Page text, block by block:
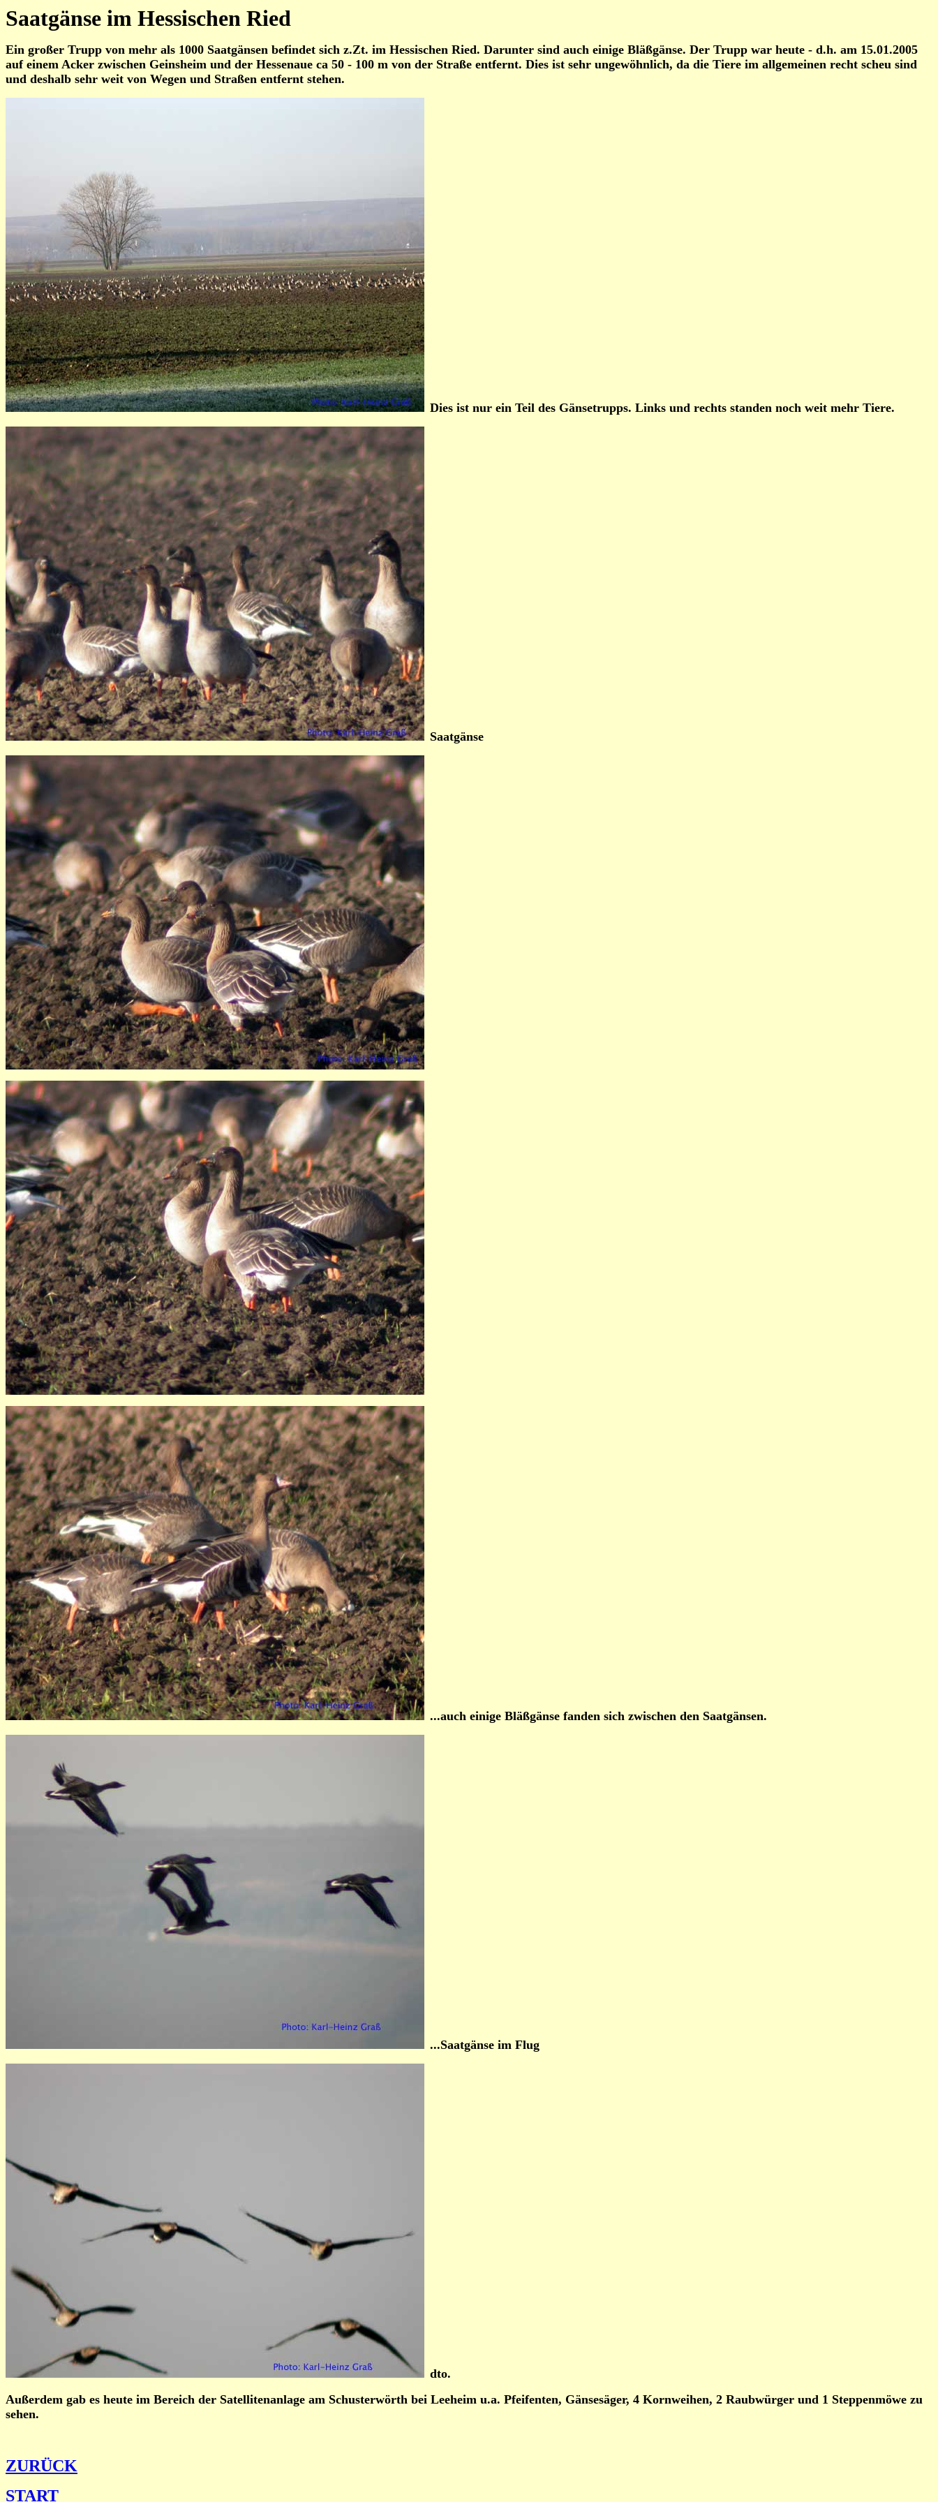
Saatgänse im Hessischen Ried
Ein großer Trupp von mehr als 1000 Saatgänsen befindet sich z.Zt. im Hessischen Ried. Darunter sind auch einige Bläßgänse. Der Trupp war heute - d.h. am 15.01.2005
auf einem Acker zwischen Geinsheim und der Hessenaue ca 50 - 100 m von der Straße entfernt. Dies ist sehr ungewöhnlich, da die Tiere im allgemeinen recht scheu sind
und deshalb sehr weit von Wegen und Straßen entfernt stehen.
Dies ist nur ein Teil des Gänsetrupps. Links und rechts standen noch weit mehr Tiere.
Saatgänse
...auch einige Bläßgänse fanden sich zwischen den Saatgänsen.
...Saatgänse im Flug
dto.
Außerdem gab es heute im Bereich der Satellitenanlage am Schusterwörth bei Leeheim u.a. Pfeifenten, Gänsesäger, 4 Kornweihen, 2 Raubwürger und 1 Steppenmöwe zu
sehen.
ZURÜCK
START